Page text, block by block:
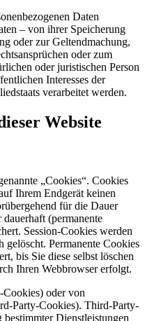
Daten
– von ihrer Speicherung
oder zur Geltendmachung,
oder zum
oder juristischen Person
Interesses der
verarbeitet werden.
Website
„Cookies“. Cookies
Ihrem Endgerät keinen
für die Dauer
(permanente
Session-Cookies werden
gelöscht. Permanente Cookies
bis Sie diese selbst löschen
Ihren Webbrowser erfolgt.
oder von
Party-Cookies). Third-Party-
Dienstleistungen